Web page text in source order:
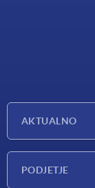
AKTUALNO
PODJETJE